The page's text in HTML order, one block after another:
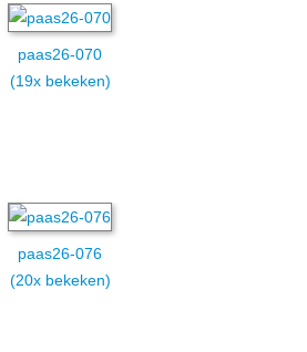
paas26-070
(19x bekeken)
paas26-076
(20x bekeken)